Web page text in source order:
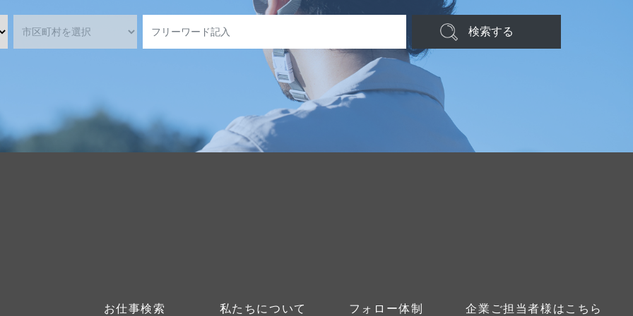
検索する
お仕事検索 私たちについて フォロー体制 企業ご担当者様はこちら